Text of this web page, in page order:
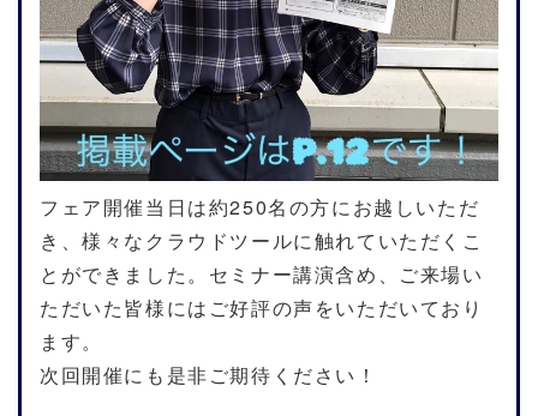
フェア開催当日は約250名の方にお越しいただ
き、様々なクラウドツールに触れていただくこ
とができました。セミナー講演含め、ご来場い
ただいた皆様にはご好評の声をいただいており
ます。
次回開催にも是非ご期待ください！